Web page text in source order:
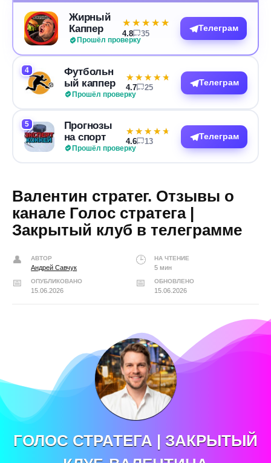
Жирный
Каппер
Прошёл проверку
★★★★★
★★★★★
4.8 35
Телеграм
4
Футбольн
ый каппер
Прошёл проверку
★★★★★
★★★★★
4.7 25
Телеграм
5
Прогнозы
на спорт
Прошёл проверку
★★★★★
★★★★★
4.6 13
Телеграм
Валентин стратег. Отзывы о
канале Голос стратега |
Закрытый клуб в телеграмме
АВТОР
Андрей Савчук
НА ЧТЕНИЕ
5 мин
ОПУБЛИКОВАНО
15.06.2026
ОБНОВЛЕНО
15.06.2026
ГОЛОС СТРАТЕГА | ЗАКРЫТЫЙ